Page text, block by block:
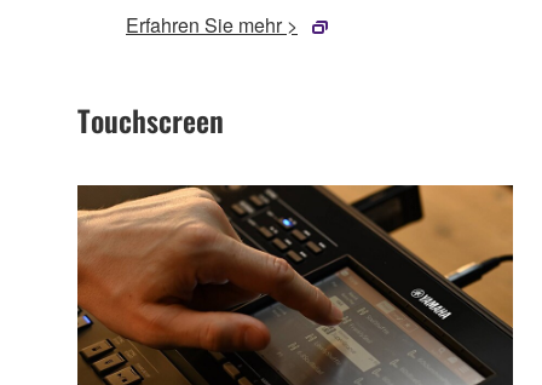
Erfahren Sie mehr >
Touchscreen